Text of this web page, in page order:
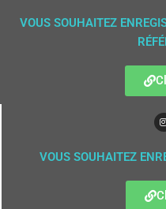
VOUS SOUHAITEZ
VOUS SOUHAITEZ